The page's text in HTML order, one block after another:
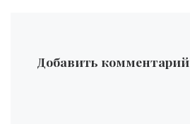
Добавить комментарий